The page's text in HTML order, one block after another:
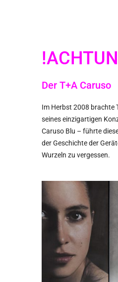
Der T+A Caruso
Im Herbst 2008 brachte
seines einzigartigen
Caruso Blu – führte
der Geschichte der
Wurzeln zu vergessen.